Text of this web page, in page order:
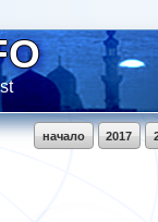
2017
начало